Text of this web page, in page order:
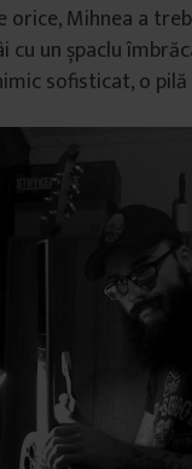
orice, Mihnea a
cu un șpaclu
sofisticat, o